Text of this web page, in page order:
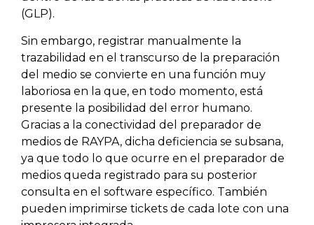
(GLP).
Sin embargo, registrar manualmente la
trazabilidad en el transcurso de la preparación
del medio se convierte en una función muy
laboriosa en la que, en todo momento, está
presente la posibilidad del error humano.
Gracias a la conectividad del preparador de
medios de RAYPA, dicha deficiencia se subsana,
ya que todo lo que ocurre en el preparador de
medios queda registrado para su posterior
consulta en el software específico. También
pueden imprimirse tickets de cada lote con una